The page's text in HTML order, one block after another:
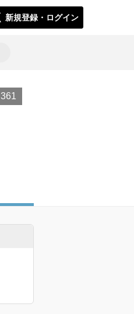
新規登録・ログイン
361